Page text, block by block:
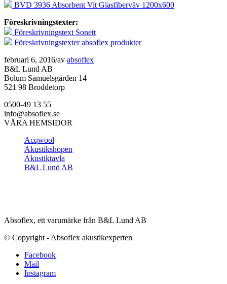
BVD 3936 Absorbent Vit Glasfiberväv 1200x600
Föreskrivningstexter:
Föreskrivningstext Sonett
Föreskrivningstexter absoflex produkter
februari 6, 2016/av absoflex
B&L Lund AB
Bolum Samuelsgården 14
521 98 Broddetorp
0500-49 13 55
info@absoflex.se
VÅRA HEMSIDOR
Acqwool
Akustikshopen
Akustiktavla
B&L Lund AB
Absoflex, ett varumärke från B&L Lund AB
© Copyright - Absoflex akustikexperten
Facebook
Mail
Instagram